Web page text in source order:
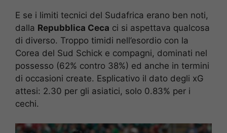
E se i limiti tecnici del Sudafrica erano ben noti,
dalla Repubblica Ceca ci si aspettava qualcosa
di diverso. Troppo timidi nell’esordio con la
Corea del Sud Schick e compagni, dominati nel
possesso (62% contro 38%) ed anche in termini
di occasioni create. Esplicativo il dato degli xG
attesi: 2.30 per gli asiatici, solo 0.83% per i
cechi.